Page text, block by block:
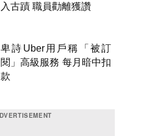
入古蹟 職員勸離獲讚
卑詩Uber用戶稱「被訂
閱」高級服務 每月暗中扣
款